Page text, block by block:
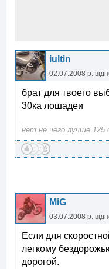
iultin
02.07.2008 р.
брат для твоего
30ка лошадеи
нет не чего лучше
MiG
03.07.2008 р.
Если для
легкому
дорогой.